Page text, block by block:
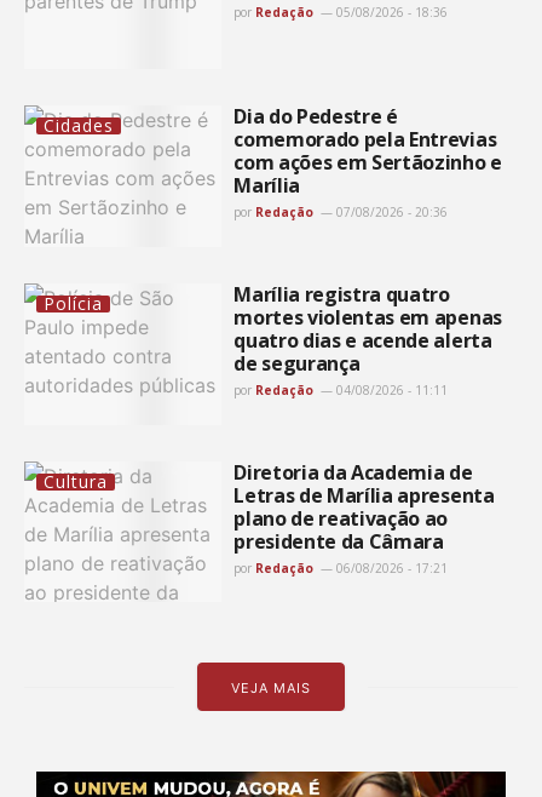
por Redação 05/08/2026 - 18:36
Cidades
Dia do Pedestre é
comemorado pela Entrevias
com ações em Sertãozinho e
Marília
por Redação 07/08/2026 - 20:36
Polícia
Marília registra quatro
mortes violentas em apenas
quatro dias e acende alerta
de segurança
por Redação 04/08/2026 - 11:11
Cultura
Diretoria da Academia de
Letras de Marília apresenta
plano de reativação ao
presidente da Câmara
por Redação 06/08/2026 - 17:21
VEJA MAIS